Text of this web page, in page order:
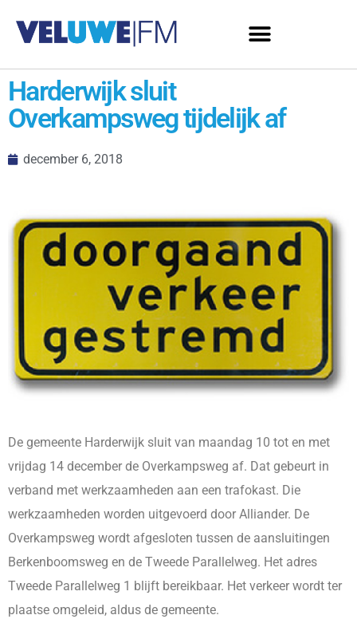
Harderwijk sluit
Overkampsweg tijdelijk af
december 6, 2018
De gemeente Harderwijk sluit van maandag 10 tot en met
vrijdag 14 december de Overkampsweg af. Dat gebeurt in
verband met werkzaamheden aan een trafokast. Die
werkzaamheden worden uitgevoerd door Alliander. De
Overkampsweg wordt afgesloten tussen de aansluitingen
Berkenboomsweg en de Tweede Parallelweg. Het adres
Tweede Parallelweg 1 blijft bereikbaar. Het verkeer wordt ter
plaatse omgeleid, aldus de gemeente.